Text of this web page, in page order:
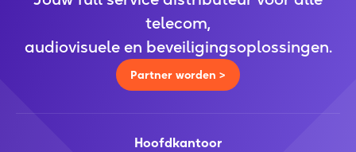
telecom,
audiovisuele en beveiligingsoplossingen.
Partner worden >
Hoofdkantoor